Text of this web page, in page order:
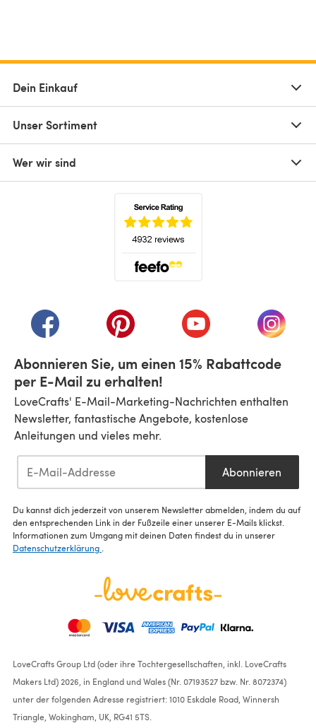
Dein Einkauf
Unser Sortiment
Wer wir sind
(öffnet sich in einem neuen Tab)
(öffnet sich in einem neuen Tab)
(öffnet sich in einem
(öffnet
Abonnieren Sie, um einen 15% Rabattcode
per E-Mail zu erhalten!
LoveCrafts' E-Mail-Marketing-Nachrichten enthalten
Newsletter, fantastische Angebote, kostenlose
Anleitungen und vieles mehr.
Abonnieren
Du kannst dich jederzeit von unserem Newsletter abmelden, indem du auf
den entsprechenden Link in der Fußzeile einer unserer E-Mails klickst.
Informationen zum Umgang mit deinen Daten findest du in unserer
Datenschutzerklärung
LoveCrafts Group Ltd (oder ihre Tochtergesellschaften, inkl. LoveCrafts
Makers Ltd) 2026, in England und Wales (Nr. 07193527 bzw. Nr. 8072374)
unter der folgenden Adresse registriert: 1010 Eskdale Road, Winnersh
Triangle, Wokingham, UK, RG41 5TS.